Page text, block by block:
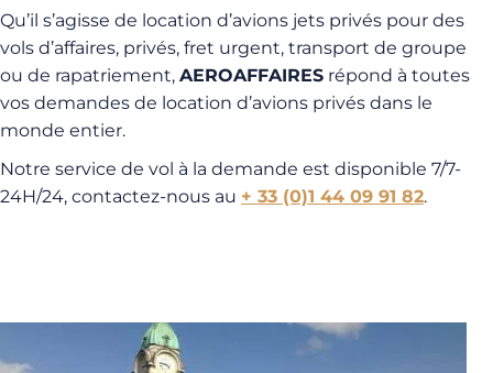
Qu’il s’agisse de location d’avions jets privés pour des
vols d’affaires, privés, fret urgent, transport de groupe
ou de rapatriement, AEROAFFAIRES répond à toutes
vos demandes de location d’avions privés dans le
monde entier.
Notre service de vol à la demande est disponible 7/7-
24H/24, contactez-nous au + 33 (0)1 44 09 91 82.